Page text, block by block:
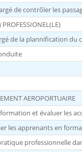
de contrôler les
de la plannification du
AEROPORTUAIRE
et évaluer les
les apprenants en
professionnelle